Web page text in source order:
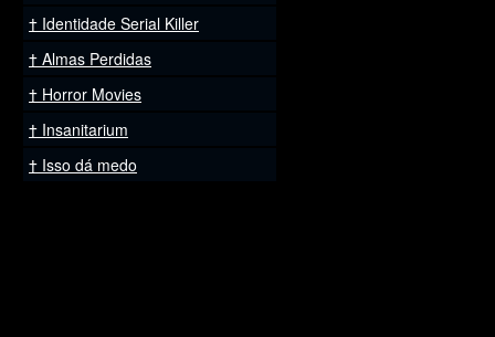
Identidade Serial Killer
Almas Perdidas
Horror Movies
Insanitarium
Isso dá medo